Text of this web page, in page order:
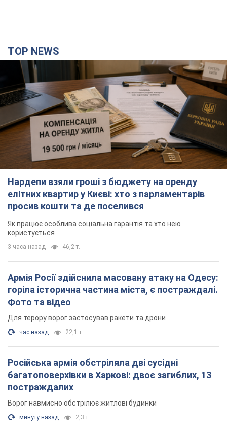
Нардепи взяли гроші з бюджету на оренду
елітних квартир у Києві: хто з парламентарів
просив кошти та де поселився
Як працює особлива соціальна гарантія та хто нею
користується
3 часа назад 46,2 т.
Армія Росії здійснила масовану атаку на Одесу:
горіла історична частина міста, є постраждалі.
Фото та відео
час назад
Російська армія обстріляла дві сусідні
багатоповерхівки в Харкові: двоє загиблих, 13
постраждалих
Ворог навмисно обстрілює житлові будинки
минуту назад 2,3 т.